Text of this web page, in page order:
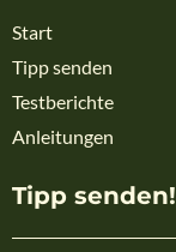
Start
Tipp senden
Testberichte
Anleitungen
Tipp senden!